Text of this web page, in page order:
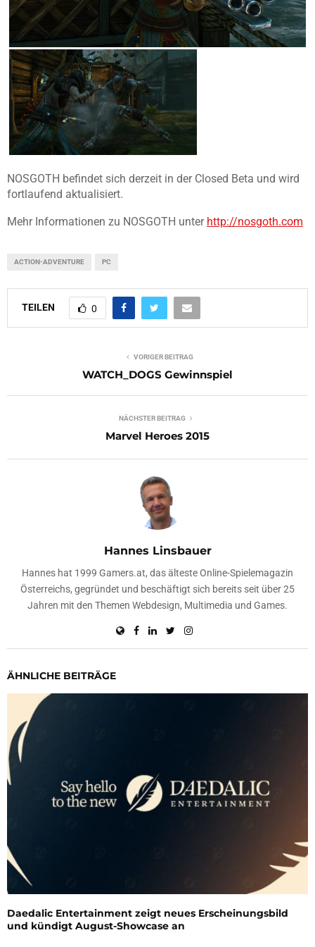
NOSGOTH befindet sich derzeit in der Closed Beta und wird
fortlaufend aktualisiert.
Mehr Informationen zu NOSGOTH unter http://nosgoth.com
ACTION-ADVENTURE PC
TEILEN 0
VORIGER BEITRAG
WATCH_DOGS Gewinnspiel
NÄCHSTER BEITRAG
Marvel Heroes 2015
Hannes Linsbauer
Hannes hat 1999 Gamers.at, das älteste Online-Spielemagazin
Österreichs, gegründet und beschäftigt sich bereits seit über 25
Jahren mit den Themen Webdesign, Multimedia und Games.
ÄHNLICHE BEITRÄGE
Daedalic Entertainment zeigt neues Erscheinungsbild
und kündigt August-Showcase an